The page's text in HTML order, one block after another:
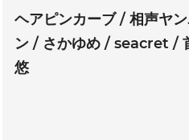
ヘアピンカーブ
相声ヤ
ン
さかゆめ seacret
悠